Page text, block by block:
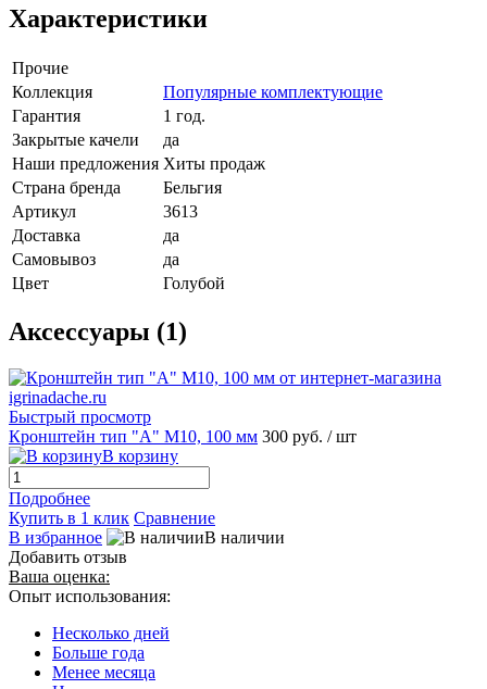
Характеристики
Прочие
Коллекция
Популярные комплектующие
Гарантия
1 год.
Закрытые качели
да
Наши предложения Хиты продаж
Страна бренда
Бельгия
Артикул
3613
Доставка
да
Самовывоз
да
Цвет
Голубой
Аксессуары (1)
Быстрый просмотр
Кронштейн тип "A" M10, 100 мм 300 руб. / шт
В корзину
Подробнее
Купить в 1 клик Сравнение
В избранное
В наличии
Добавить отзыв
Ваша оценка:
Опыт использования:
Несколько дней
Больше года
Менее месяца